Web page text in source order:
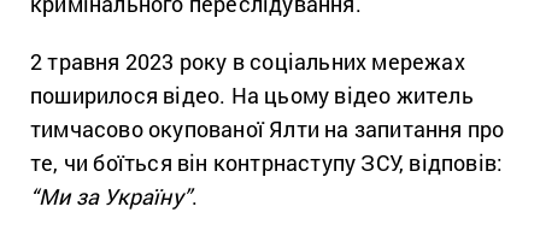
2 травня 2023 року в соціальних мережах
поширилося відео. На цьому відео житель
тимчасово окупованої Ялти на запитання про
те, чи боїться він контрнаступу ЗСУ, відповів:
“Ми за Україну”.